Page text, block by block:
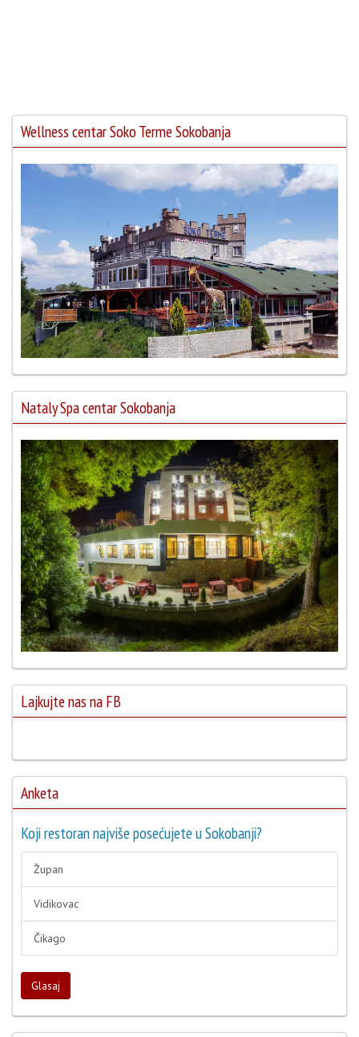
Wellness centar Soko Terme Sokobanja
Nataly Spa centar Sokobanja
Lajkujte nas na FB
Anketa
Koji restoran najviše posećujete u Sokobanji?
Župan
Vidikovac
Čikago
Glasaj